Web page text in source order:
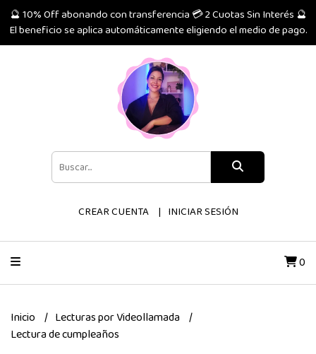
🔮 10% Off abonando con transferencia 💳 2 Cuotas Sin Interés 🔮
El beneficio se aplica automáticamente eligiendo el medio de pago.
CREAR CUENTA INICIAR SESIÓN
0
Inicio
Lecturas por Videollamada
Lectura de cumpleaños